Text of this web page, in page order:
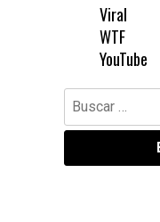
Viral
WTF
YouTube
Buscar: